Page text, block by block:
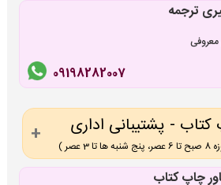
ترجمه
معروفی
09198282007
- پشتیبانی اداری
عصر )
چاپ کتاب